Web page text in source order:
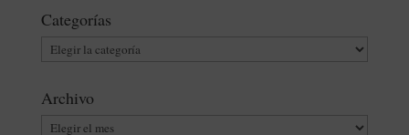
Categorías
Categorías
Archivo
Archivo